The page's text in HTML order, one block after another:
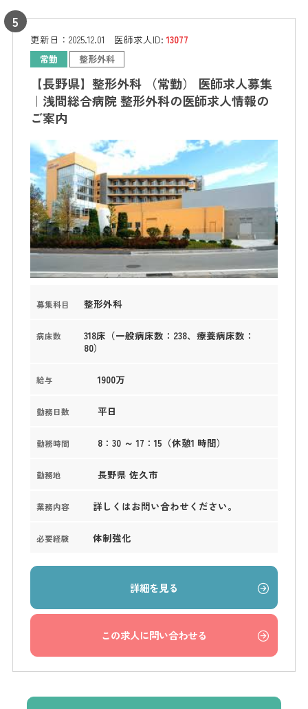
更新日： 2025.12.01 医師求人ID:13077
常勤 整形外科
【長野県】整形外科 （常勤） 医師求人募集
｜浅間総合病院 整形外科の医師求人情報の
ご案内
募集科目 整形外科
病床数
318床（一般病床数：238、療養病床数：
80）
給与 1900万
勤務日数 平日
勤務時間 8：30 ～ 17：15（休憩1 時間）
勤務地 長野県 佐久市
業務内容 詳しくはお問い合わせください。
必要経験 体制強化
詳細を見る
この求人に問い合わせる